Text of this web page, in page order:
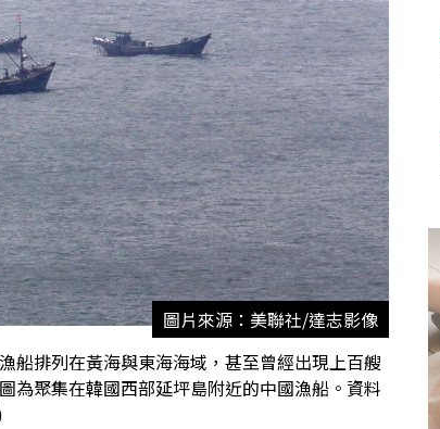
圖片來源：美聯社/達志影像
船排列在黃海與東海海域，甚至曾經出現上百艘
為聚集在韓國西部延坪島附近的中國漁船。資料